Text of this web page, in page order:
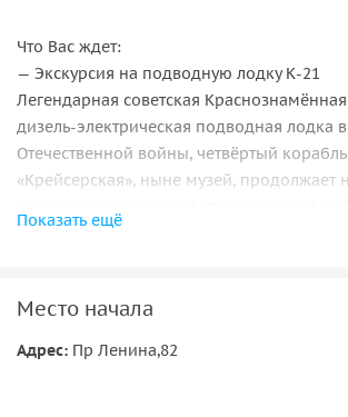
Что Вас ждет:
— Экскурсия на подводную лодку К-21
Легендарная советская
дизель-электрическая подводная лодка
Отечественной войны, четвёртый
«Крейсерская», ныне музей, продолжает
Северного флота ВС Союза ССР.
пос. Сафоново)
Показать ещё
Место начала
Адрес: Пр Ленина,82